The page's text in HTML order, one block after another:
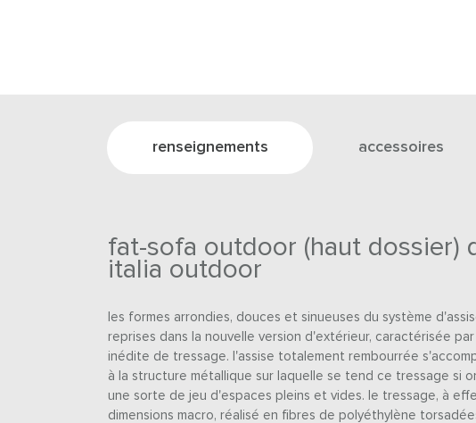
renseignements accessoires
fat-sofa outdoor (haut dossier)
italia outdoor
les formes arrondies, douces et sinueuses du système
reprises dans la nouvelle version d'extérieur, caractérisée
inédite de tressage. l'assise totalement rembourrée
à la structure métallique sur laquelle se tend ce tressage si
une sorte de jeu d'espaces pleins et vides. le tressage, à
dimensions macro, réalisé en fibres de polyéthylène